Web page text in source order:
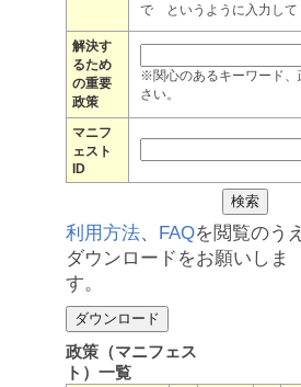
で というように入力して
解決す
るため
の重要
政策
※関心のあるキーワード、
さい。
マニフ
ェスト
ID
利用方法、 FAQを閲覧のうえ
ダウンロードをお願いしま
す。
政策（マニフェス
ト）一覧